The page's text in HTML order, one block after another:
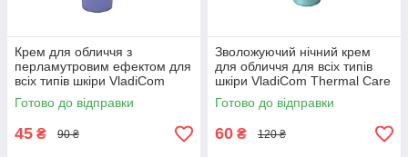
Крем для обличчя з
перламутровим ефектом для
всіх типів шкіри VladiCom
Flawless Skin 50 мл
Готово до відправки
45 ₴ 90 ₴
Зволожуючий нічний крем
для обличчя для всіх типів
шкіри VladiCom Thermal Care
50 мл
Готово до відправки
60 ₴ 120 ₴